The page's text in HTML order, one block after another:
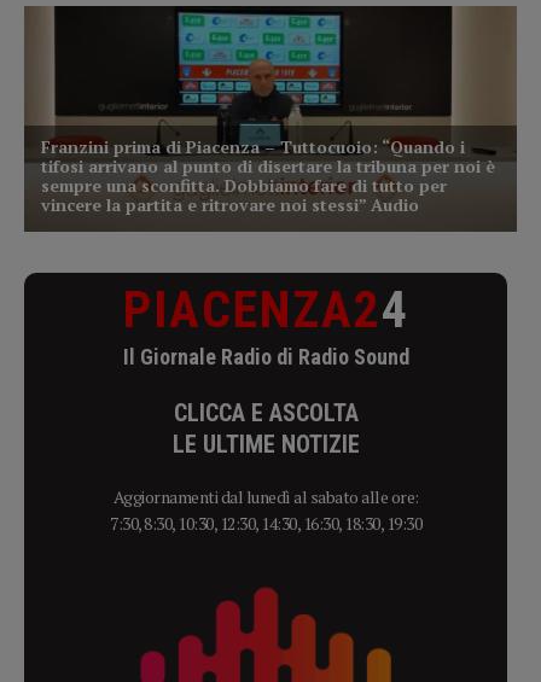
PIACENZA24
Il Giornale Radio di Radio Sound
CLICCA E ASCOLTA
LE ULTIME NOTIZIE
Aggiornamenti dal lunedì al sabato alle ore:
7:30, 8:30, 10:30, 12:30, 14:30, 16:30, 18:30, 19:30